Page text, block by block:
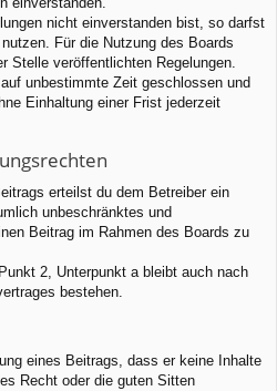
nicht einverstanden bist, so darfst
Für die Nutzung des Boards
Stelle veröffentlichten Regelungen.
unbestimmte Zeit geschlossen und
Einhaltung einer Frist jederzeit
erteilst du dem Betreiber ein
unbeschränktes und
Beitrag im Rahmen des Boards zu
2, Unterpunkt a bleibt auch nach
bestehen.
eines Beitrags, dass er keine Inhalte
Recht oder die guten Sitten